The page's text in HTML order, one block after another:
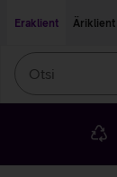
Eraklient
Äriklient